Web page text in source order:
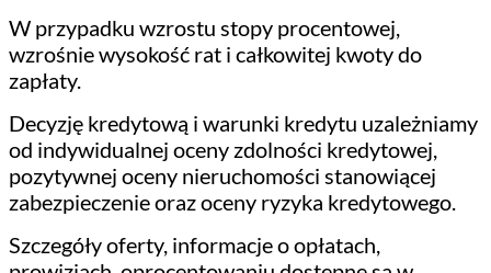
W przypadku wzrostu stopy procentowej,
wzrośnie wysokość rat i całkowitej kwoty do
zapłaty.
Decyzję kredytową i warunki kredytu uzależniamy
od indywidualnej oceny zdolności kredytowej,
pozytywnej oceny nieruchomości stanowiącej
zabezpieczenie oraz oceny ryzyka kredytowego.
Szczegóły oferty, informacje o opłatach,